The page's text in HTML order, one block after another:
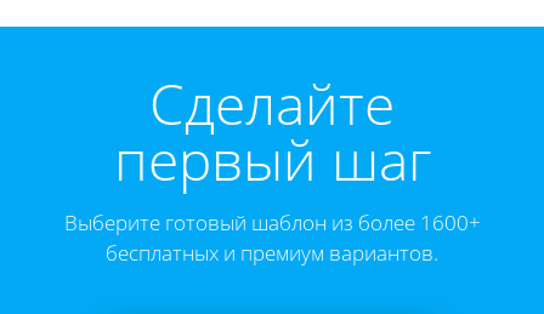
Cделайте
первый шаг
Выберите готовый шаблон из более 1600+
бесплатных и премиум вариантов.